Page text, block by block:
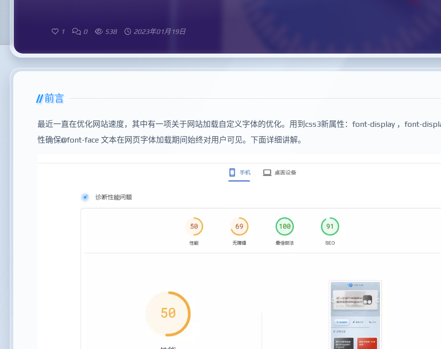
1 0 538 2023年01月19日
前言
最近一直在优化网站速度，其中有一项关于网站加载自定义字体的优化。用到 css3新属性：font-display ，font-
性确保@font-face 文本在网页字体加载期间始终对用户可见。下面详细讲解。